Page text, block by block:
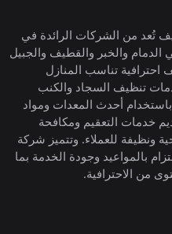
تُعد من الشركات الرائدة في
والخبر والقطيف والجبيل
تناسب المنازل
تنظيف السجاد والكنب
أحدث المعدات ومواد
خدمات التعقيم ومكافحة
ونظيفة للعملاء. وتتميز شركة
بالمواعيد وجودة الخدمة بما
من الاحترافية.